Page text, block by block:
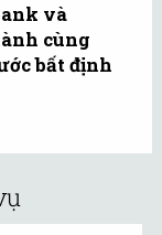
và
cùng
bất định